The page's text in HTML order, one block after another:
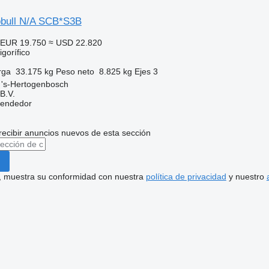
N/A SCB*S3B
EUR 19.750 ≈ USD 22.820
33.175 kg Peso neto 8.825 kg Ejes 3
Hertogenbosch
anuncios nuevos de esta sección
muestra su conformidad con nuestra política de privacidad y nuestro